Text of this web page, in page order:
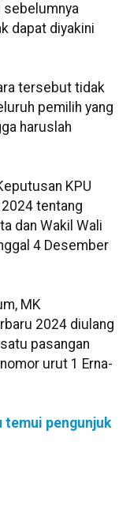
sebelumnya
dapat diyakini
tersebut tidak
pemilih yang
haruslah
KPU
tentang
dan Wakil Wali
4 Desember
MK
2024 diulang
pasangan
urut 1 Erna-
temui pengunjuk